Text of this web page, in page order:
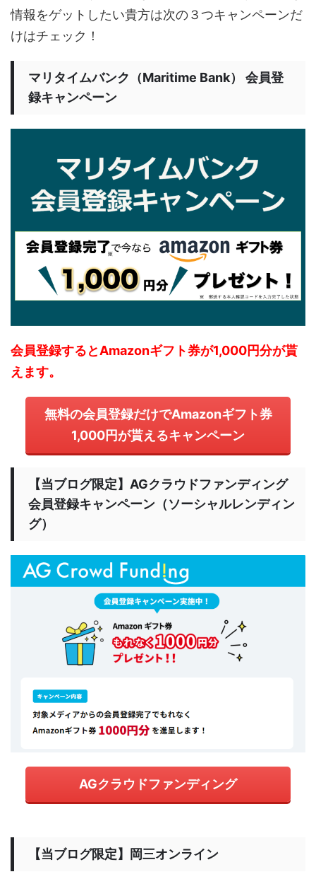
情報をゲットしたい貴方は次の３つキャンペーンだ
けはチェック！
マリタイムバンク（Maritime Bank） 会員登
録キャンペーン
会員登録するとAmazonギフト券が1,000円分が貰
えます。
無料の会員登録だけでAmazonギフト券
1,000円が貰えるキャンペーン
【当ブログ限定】AGクラウドファンディング
会員登録キャンペーン（ソーシャルレンディン
グ）
AGクラウドファンディング
【当ブログ限定】岡三オンライン